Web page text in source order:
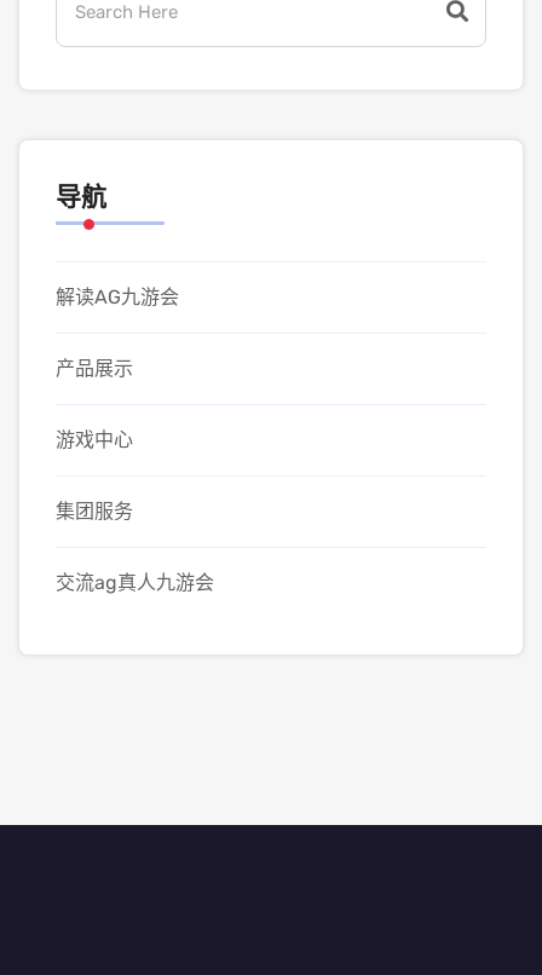
导航
解读AG九游会
产品展示
游戏中心
集团服务
交流ag真人九游会